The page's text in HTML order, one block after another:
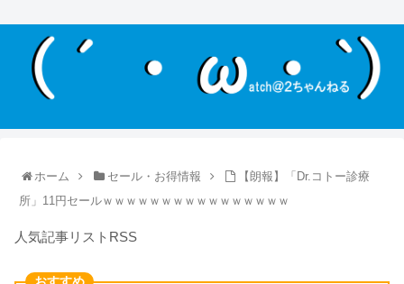
ホーム セール・お得情報
【朗報】「Dr.コトー診療
所」11円セールｗｗｗｗｗｗｗｗｗｗｗｗｗｗｗｗ
人気記事リストRSS